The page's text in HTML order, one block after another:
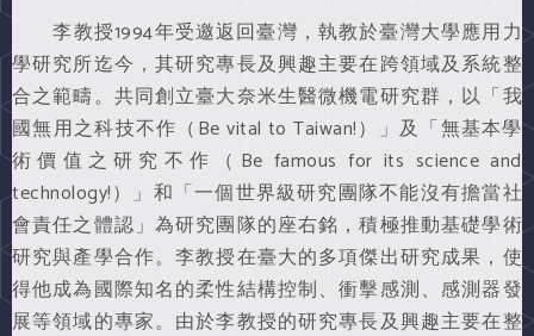
李教授1994年受邀返回臺灣，執教於臺灣大學應用力
學研究所迄今，其研究專長及興趣主要在跨領域及系統整
合之範疇。共同創立臺大奈米生醫微機電研究群，以「我
國無用之科技不作（Be vital to Taiwan!）」及「無基本學
術價值之研究不作（Be famous for its science and
technology!）」和「一個世界級研究團隊不能沒有擔當社
會責任之體認」為研究團隊的座右銘，積極推動基礎學術
研究與產學合作。李教授在臺大的多項傑出研究成果，使
得他成為國際知名的柔性結構控制、衝擊感測、感測器發
展等領域的專家。由於李教授的研究專長及興趣主要在整